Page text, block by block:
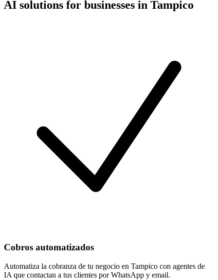
AI solutions for businesses in Tampico
Cobros automatizados
Automatiza la cobranza de tu negocio en Tampico con agentes de
IA que contactan a tus clientes por WhatsApp y email.